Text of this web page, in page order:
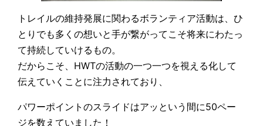
トレイルの維持発展に関わるボランティア活動は、ひ
とりでも多くの想いと手が繋がってこそ将来にわたっ
て持続していけるもの。
だからこそ、HWTの活動の一つ一つを視える化して
伝えていくことに注力されており、
パワーポイントのスライドはアッという間に50ペー
ジを数えていました！